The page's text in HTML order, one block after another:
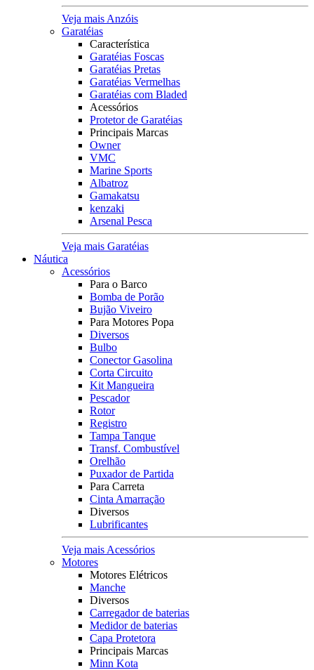
Veja mais Anzóis
Garatéias
Característica
Garatéias Foscas
Garatéias Pretas
Garatéias Vermelhas
Garatéias com Bladed
Acessórios
Protetor de Garatéias
Principais Marcas
Owner
VMC
Marine Sports
Albatroz
Gamakatsu
kenzaki
Arsenal Pesca
Veja mais Garatéias
Náutica
Acessórios
Para o Barco
Bomba de Porão
Bujão Viveiro
Para Motores Popa
Diversos
Bulbo
Conector Gasolina
Corta Circuito
Kit Mangueira
Pescador
Rotor
Registro
Tampa Tanque
Transf. Combustível
Orelhão
Puxador de Partida
Para Carreta
Cinta Amarração
Diversos
Lubrificantes
Veja mais Acessórios
Motores
Motores Elétricos
Manche
Diversos
Carregador de baterias
Medidor de baterias
Capa Protetora
Principais Marcas
Minn Kota